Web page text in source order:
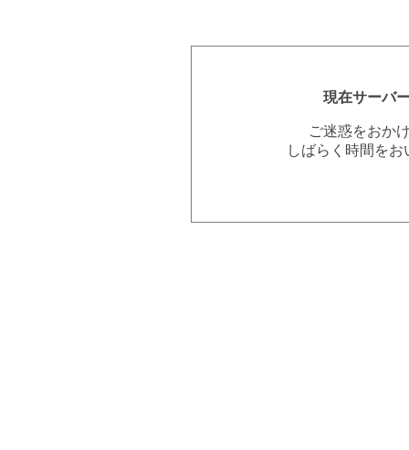
現在サーバ
ご迷惑をおか
しばらく時間を